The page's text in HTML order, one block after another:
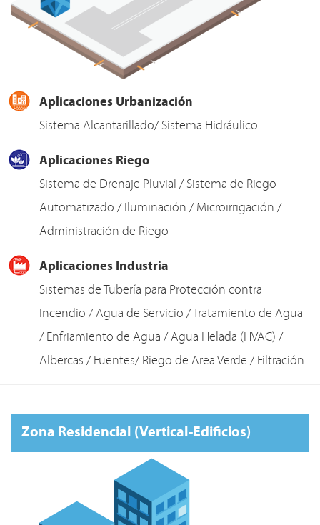
Aplicaciones Urbanización
Sistema Alcantarillado/ Sistema Hidráulico
Aplicaciones Riego
Sistema de Drenaje Pluvial / Sistema de Riego
Automatizado / Iluminación / Microirrigación /
Administración de Riego
Aplicaciones Industria
Sistemas de Tubería para Protección contra
Incendio / Agua de Servicio / Tratamiento de Agua
/ Enfriamiento de Agua / Agua Helada (HVAC) /
Albercas / Fuentes/ Riego de Area Verde / Filtración
Zona Residencial (Vertical-Edificios)